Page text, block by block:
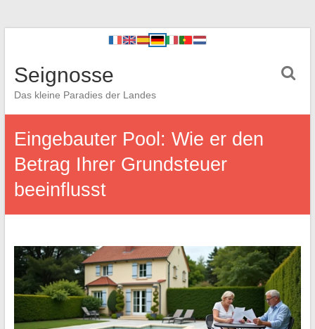
Seignosse
Das kleine Paradies der Landes
Eingebauter Pool: Wie er den
Betrag Ihrer Grundsteuer
beeinflusst